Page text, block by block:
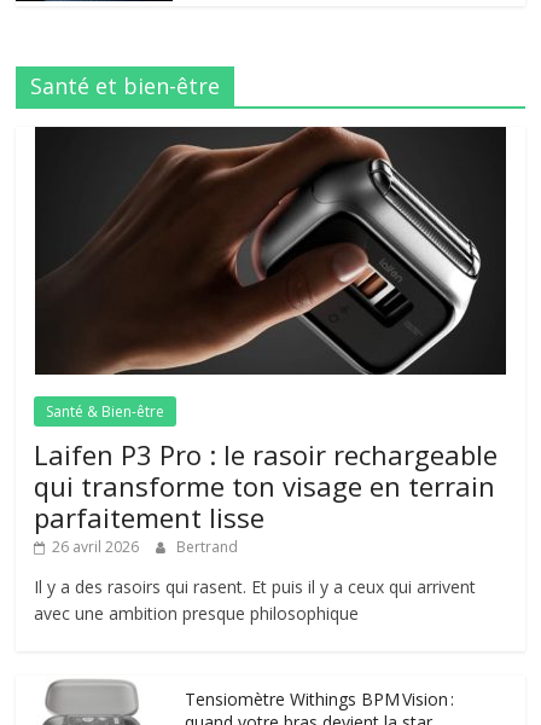
Santé et bien-être
Santé & Bien-être
Laifen P3 Pro : le rasoir rechargeable
qui transforme ton visage en terrain
parfaitement lisse
26 avril 2026 Bertrand
Il y a des rasoirs qui rasent. Et puis il y a ceux qui arrivent
avec une ambition presque philosophique
Tensiomètre Withings BPM Vision :